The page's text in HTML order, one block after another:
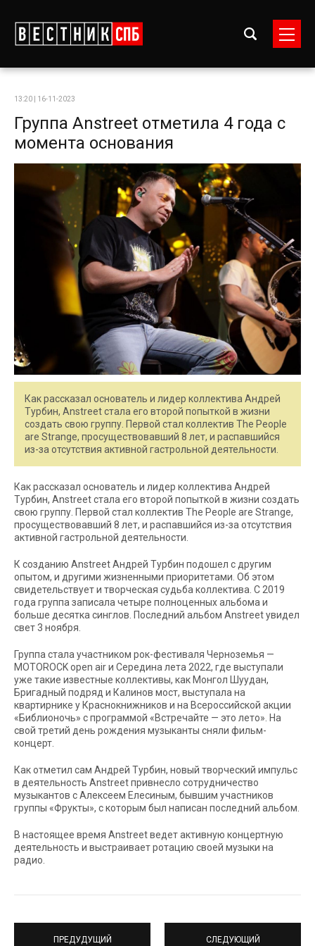
13:20 | 16-11-2023
Группа Anstreet отметила 4 года с
момента основания
Как рассказал основатель и лидер коллектива Андрей
Турбин, Anstreet стала его второй попыткой в жизни
создать свою группу. Первой стал коллектив The People
are Strange, просуществовавший 8 лет, и распавшийся
из-за отсутствия активной гастрольной деятельности.
Как рассказал основатель и лидер коллектива Андрей
Турбин, Anstreet стала его второй попыткой в жизни создать
свою группу. Первой стал коллектив The People are Strange,
просуществовавший 8 лет, и распавшийся из-за отсутствия
активной гастрольной деятельности.
К созданию Anstreet Андрей Турбин подошел с другим
опытом, и другими жизненными приоритетами. Об этом
свидетельствует и творческая судьба коллектива. С 2019
года группа записала четыре полноценных альбома и
больше десятка синглов. Последний альбом Anstreet увидел
свет 3 ноября.
Группа стала участником рок-фестиваля Черноземья —
MOTOROCK open air и Середина лета 2022, где выступали
уже такие известные коллективы, как Монгол Шуудан,
Бригадный подряд и Калинов мост, выступала на
квартирнике у Краснокнижников и на Всероссийской акции
«Библионочь» с программой «Встречайте — это лето». На
свой третий день рождения музыканты сняли фильм-
концерт.
Как отметил сам Андрей Турбин, новый творческий импульс
в деятельность Anstreet привнесло сотрудничество
музыкантов с Алексеем Елесиным, бывшим участников
группы «Фрукты», с которым был написан последний альбом.
В настоящее время Anstreet ведет активную концертную
деятельность и выстраивает ротацию своей музыки на
радио.
ПРЕДУДУЩИЙ СЛЕДУЮЩИЙ